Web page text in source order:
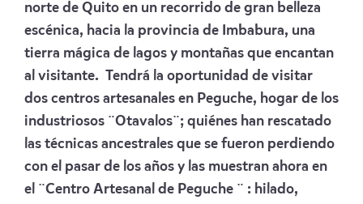
norte de Quito en un recorrido de gran belleza
escénica, hacia la provincia de Imbabura, una
tierra mágica de lagos y montañas que encantan
al visitante. Tendrá la oportunidad de visitar
dos centros artesanales en Peguche, hogar de los
industriosos ¨Otavalos¨; quiénes han rescatado
las técnicas ancestrales que se fueron perdiendo
con el pasar de los años y las muestran ahora en
el ¨Centro Artesanal de Peguche ¨ : hilado,